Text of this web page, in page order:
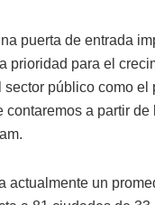
puerta de entrada
prioridad para el
sector público como
a partir
actualmente un